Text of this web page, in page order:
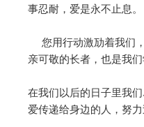
事忍耐，爱是永不止息。
您用行动激劢着我们
亲可敬的长者，也是我们
在我们以后的日子里我
爱传递给身边的人，努力